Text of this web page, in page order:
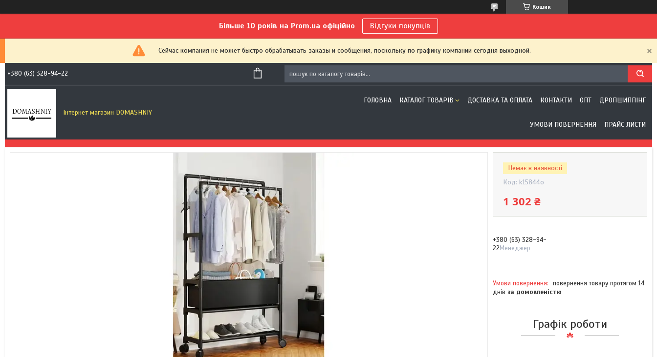
Кошик
Більше 10 років на Prom.ua офіційно Відгуки покупців
Сейчас компания не может быстро обрабатывать заказы и сообщения, поскольку по графику компании сегодня выходной.
+380 (63) 328-94-22
Інтернет магазин DOMASHNIY
ГОЛОВНА КАТАЛОГ ТОВАРІВ ДОСТАВКА ТА ОПЛАТА КОНТАКТИ ОПТ ДРОПШИППІНГ
УМОВИ ПОВЕРНЕННЯ ПРАЙС ЛИСТИ
Немає в наявності
Код: k15844o
1 302 ₴
+380 (63) 328-94-
22Менеджер
повернення товару протягом 14
днів за домовленістю
Графік роботи